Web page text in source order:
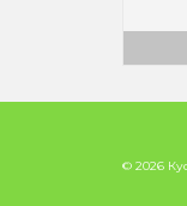
© 2026